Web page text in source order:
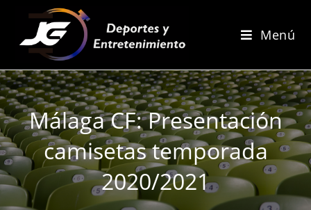
Menú
Málaga CF: Presentación
camisetas temporada
2020/2021